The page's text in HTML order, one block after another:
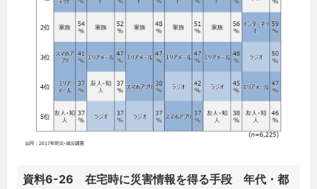
資料6-26 在宅時に災害情報を得る手段 年代・都